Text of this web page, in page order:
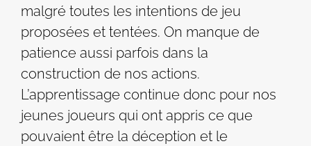
malgré toutes les intentions de jeu
proposées et tentées. On manque de
patience aussi parfois dans la
construction de nos actions.
L’apprentissage continue donc pour nos
jeunes joueurs qui ont appris ce que
pouvaient être la déception et le